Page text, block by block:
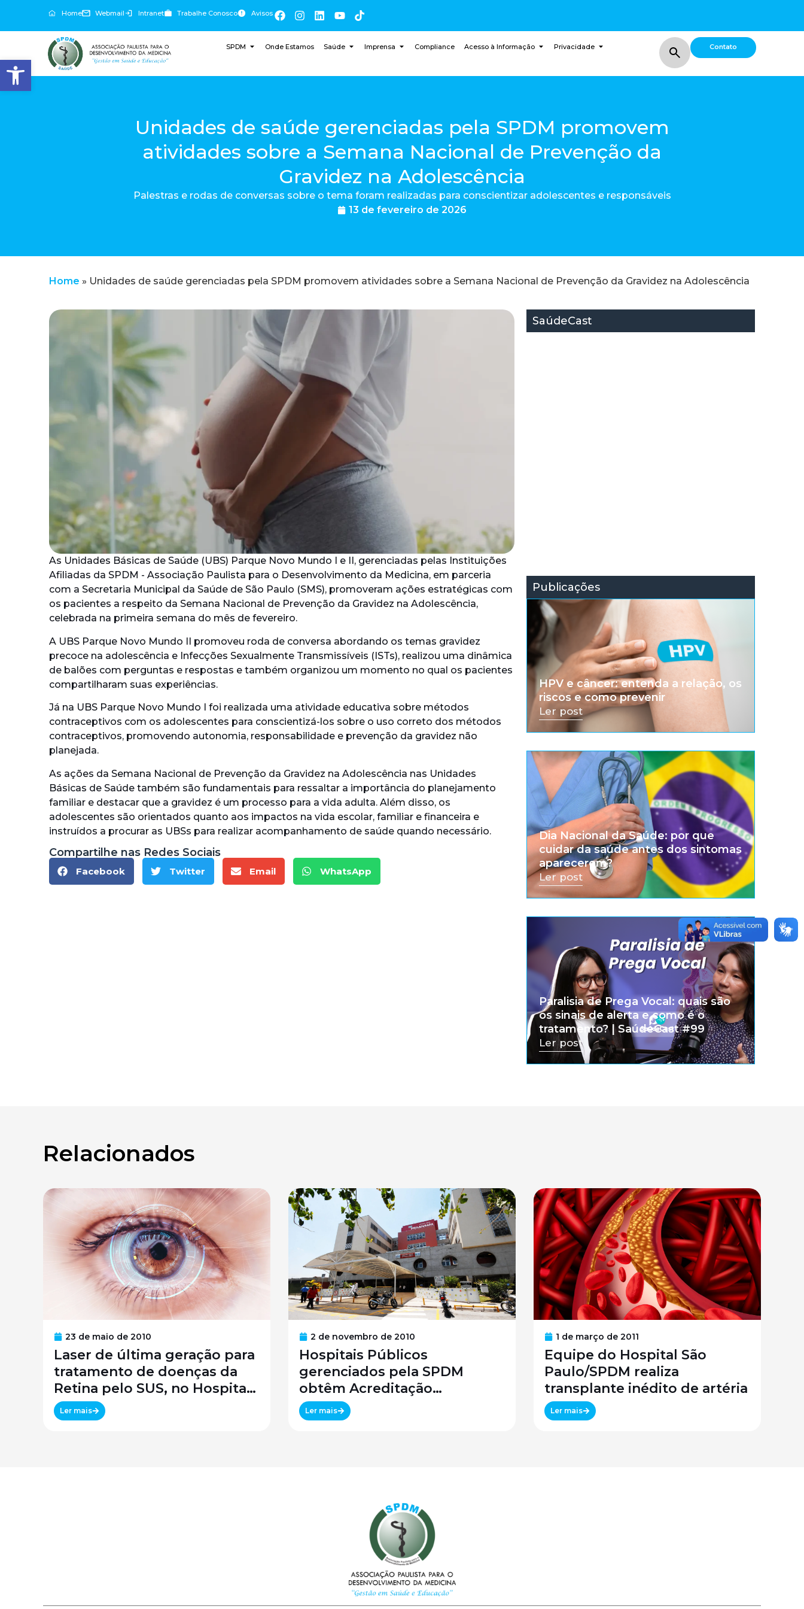
Abrir a barra de ferramentas
Home Webmail Intranet Trabalhe Conosco Avisos
SPDM Onde Estamos Saúde Imprensa Compliance Acesso à Informação Privacidade Contato
Unidades de saúde gerenciadas pela SPDM promovem
atividades sobre a Semana Nacional de Prevenção da
Gravidez na Adolescência
Palestras e rodas de conversas sobre o tema foram realizadas para conscientizar adolescentes e responsáveis
13 de fevereiro de 2026
Home » Unidades de saúde gerenciadas pela SPDM promovem atividades sobre a Semana Nacional de Prevenção da Gravidez na Adolescência
As Unidades Básicas de Saúde (UBS) Parque Novo Mundo I e II, gerenciadas pelas Instituições
Afiliadas da SPDM - Associação Paulista para o Desenvolvimento da Medicina, em parceria
com a Secretaria Municipal da Saúde de São Paulo (SMS), promoveram ações estratégicas com
os pacientes a respeito da Semana Nacional de Prevenção da Gravidez na Adolescência,
celebrada na primeira semana do mês de fevereiro.
A UBS Parque Novo Mundo II promoveu roda de conversa abordando os temas gravidez
precoce na adolescência e Infecções Sexualmente Transmissíveis (ISTs), realizou uma dinâmica
de balões com perguntas e respostas e também organizou um momento no qual os pacientes
compartilharam suas experiências.
Já na UBS Parque Novo Mundo I foi realizada uma atividade educativa sobre métodos
contraceptivos com os adolescentes para conscientizá-los sobre o uso correto dos métodos
contraceptivos, promovendo autonomia, responsabilidade e prevenção da gravidez não
planejada.
As ações da Semana Nacional de Prevenção da Gravidez na Adolescência nas Unidades
Básicas de Saúde também são fundamentais para ressaltar a importância do planejamento
familiar e destacar que a gravidez é um processo para a vida adulta. Além disso, os
adolescentes são orientados quanto aos impactos na vida escolar, familiar e financeira e
instruídos a procurar as UBSs para realizar acompanhamento de saúde quando necessário.
Compartilhe nas Redes Sociais
Facebook Twitter Email WhatsApp
SaúdeCast
Publicações
HPV e câncer: entenda a relação, os
riscos e como prevenir
Ler post
Dia Nacional da Saúde: por que
cuidar da saúde antes dos sintomas
aparecerem?
Ler post
Paralisia de Prega Vocal: quais são
os sinais de alerta e como é o
tratamento? | SaúdeCast #99
Ler post
Relacionados
23 de maio de 2010
Laser de última geração para
tratamento de doenças da
Retina pelo SUS, no Hospital
São Paulo / SPDM / UNIFESP
Ler mais
2 de novembro de 2010
Hospitais Públicos
gerenciados pela SPDM
obtêm Acreditação
Canadense
Ler mais
1 de março de 2011
Equipe do Hospital São
Paulo/SPDM realiza
transplante inédito de artéria
Ler mais